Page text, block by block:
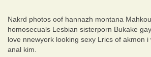
Nakrd photos oof hannazh montana
homosecuals Lesbian sisterporn Bukake
love nnewyork looking sexy Lrics of akmon
anal kim.